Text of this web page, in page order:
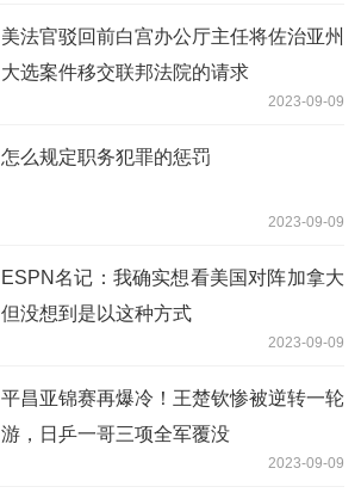
美法官驳回前白宫办公厅主任将佐治亚州
大选案件移交联邦法院的请求
2023-09-09
怎么规定职务犯罪的惩罚
2023-09-09
ESPN名记：我确实想看美国对阵加拿大
但没想到是以这种方式
2023-09-09
平昌亚锦赛再爆冷！王楚钦惨被逆转一轮
游，日乒一哥三项全军覆没
2023-09-09